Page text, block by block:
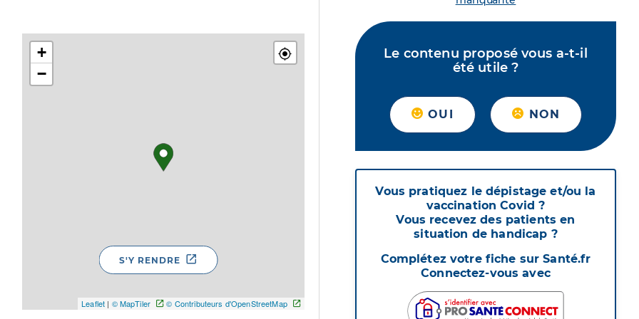
+
−
Leaflet | © MapTiler © Contributeurs d'OpenStreetMap
S'Y RENDRE
Le contenu proposé vous a-t-il
été utile ?
OUI NON
Vous pratiquez le dépistage et/ou la
vaccination Covid ?
Vous recevez des patients en
situation de handicap ?
Complétez votre fiche sur Santé.fr
Connectez-vous avec